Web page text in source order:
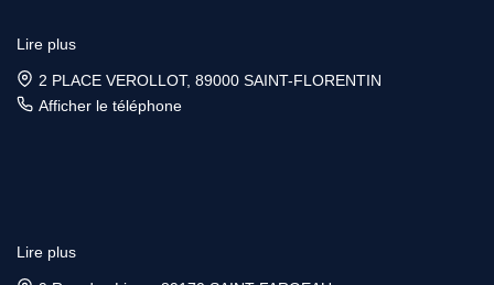
Lire plus
2 PLACE VEROLLOT, 89000 SAINT-FLORENTIN
Afficher le téléphone
Lire plus